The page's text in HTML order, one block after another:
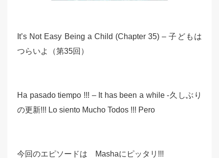
It’s Not Easy Being a Child (Chapter 35) – 子どもは
つらいよ（第35回）
Ha pasado tiempo !!! – It has been a while -久しぶり
の更新!!! Lo siento Mucho Todos !!! Pero
今回のエピソードは Mashaにピッタリ!!!